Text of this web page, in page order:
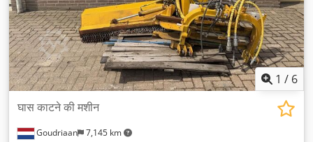
1 / 6
Goudriaan 7,145 km
घास काटने की मशीन